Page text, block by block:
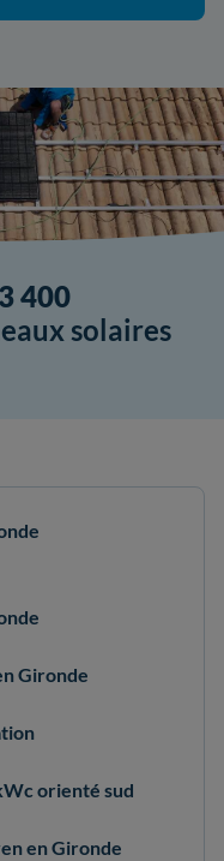
400
solaires
Gironde
orienté sud
en Gironde